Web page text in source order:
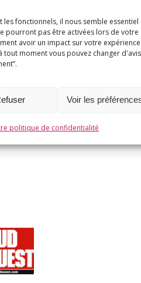
fonctionnels, il nous semble essentiel
pourront pas être activées lors de votre
avoir un impact sur votre expérience.
tout moment vous pouvez changer
Voir les
politique de confidentialité
qui
»